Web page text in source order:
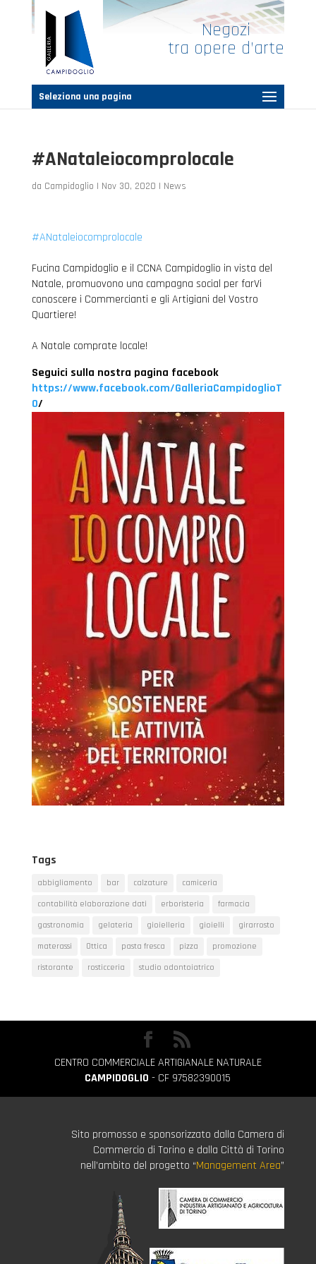
Negozi
tra opere d’arte
Seleziona una pagina
#ANataleiocomprolocale
da Campidoglio | Nov 30, 2020 | News
#ANataleiocomprolocale
Fucina Campidoglio e il CCNA Campidoglio in vista del
Natale, promuovono una campagna social per farVi
conoscere i Commercianti e gli Artigiani del Vostro
Quartiere!
A Natale comprate locale!
Seguici sulla nostra pagina facebook
https://www.facebook.com/GalleriaCampidoglioT
O/
Tags
abbigliamento bar calzature
camiceria
contabilità elaborazione dati
erboristeria
farmacia
gastronomia
gelateria gioielleria gioielli
girarrosto
materassi
Ottica pasta fresca pizza
promozione
ristorante
rosticceria studio odontoiatrico
CENTRO COMMERCIALE ARTIGIANALE NATURALE
CAMPIDOGLIO - CF 97582390015
Sito promosso e sponsorizzato dalla Camera di
Commercio di Torino e dalla Città di Torino
nell’ambito del progetto “Management Area”